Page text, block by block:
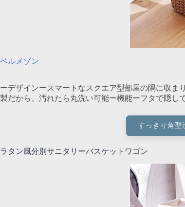
ベルメゾン
ーデザインースマートなスクエア型部屋の隅に収ま
製だから、汚れたら丸洗い可能ー機能ーフタで隠し
すっきり角型
ラタン風分別サニタリーバスケットワゴン